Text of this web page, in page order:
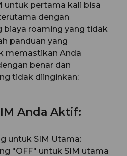
untuk pertama kali bisa
dengan
biaya roaming yang tidak
panduan yang
memastikan Anda
benar dan
tidak diinginkan:
Anda Aktif:
untuk SIM Utama:
"OFF" untuk SIM utama